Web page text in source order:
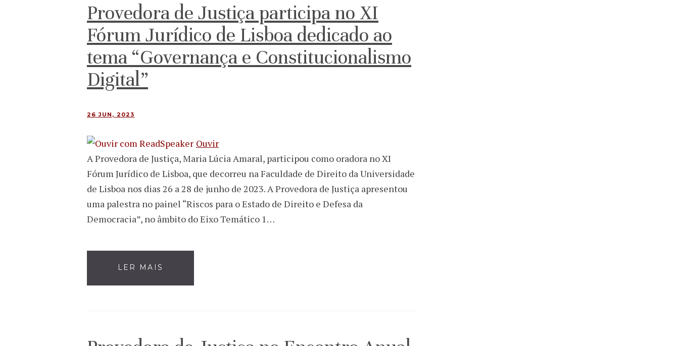
Provedora de Justiça participa no XI
Fórum Jurídico de Lisboa dedicado ao
tema “Governança e Constitucionalismo
Digital”
26 JUN, 2023
Ouvir
A Provedora de Justiça, Maria Lúcia Amaral, participou como oradora no XI
Fórum Jurídico de Lisboa, que decorreu na Faculdade de Direito da Universidade
de Lisboa nos dias 26 a 28 de junho de 2023. A Provedora de Justiça apresentou
uma palestra no painel “Riscos para o Estado de Direito e Defesa da
Democracia”, no âmbito do Eixo Temático 1…
LER MAIS